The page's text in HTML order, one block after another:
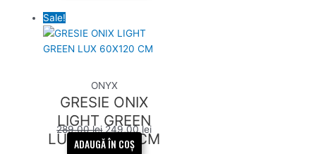
Sale!
ONYX
GRESIE ONIX
LIGHT GREEN
LUX 60X120 CM
289,00lei 249,00lei
ADAUGĂ ÎN COȘ